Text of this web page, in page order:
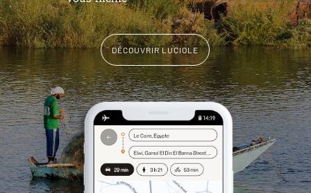
DÉCOUVRIR LUCIOLE